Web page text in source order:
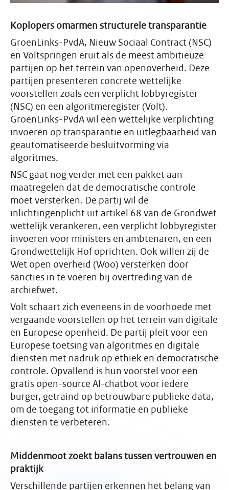
Koplopers omarmen structurele transparantie
GroenLinks-PvdA, Nieuw Sociaal Contract (NSC)
en Voltspringen eruit als de meest ambitieuze
partijen op het terrein van openoverheid. Deze
partijen presenteren concrete wettelijke
voorstellen zoals een verplicht lobbyregister
(NSC) en een algoritmeregister (Volt).
GroenLinks-PvdA wil een wettelijke verplichting
invoeren op transparantie en uitlegbaarheid van
geautomatiseerde besluitvorming via
algoritmes.
NSC gaat nog verder met een pakket aan
maatregelen dat de democratische controle
moet versterken. De partij wil de
inlichtingenplicht uit artikel 68 van de Grondwet
wettelijk verankeren, een verplicht lobbyregister
invoeren voor ministers en ambtenaren, en een
Grondwettelijk Hof oprichten. Ook willen zij de
Wet open overheid (Woo) versterken door
sancties in te voeren bij overtreding van de
archiefwet.
Volt schaart zich eveneens in de voorhoede met
vergaande voorstellen op het terrein van digitale
en Europese openheid. De partij pleit voor een
Europese toetsing van algoritmes en digitale
diensten met nadruk op ethiek en democratische
controle. Opvallend is hun voorstel voor een
gratis open-source AI-chatbot voor iedere
burger, getraind op betrouwbare publieke data,
om de toegang tot informatie en publieke
diensten te verbeteren.
Middenmoot zoekt balans tussen vertrouwen en
praktijk
Verschillende partijen erkennen het belang van